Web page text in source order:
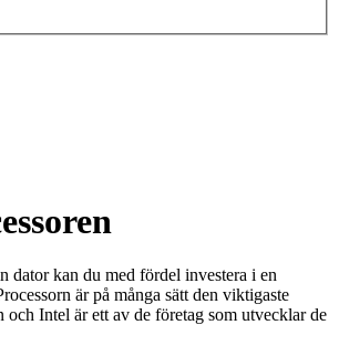
dator kan du med fördel investera i en
är på många sätt den viktigaste
och Intel är ett av de företag som utvecklar de